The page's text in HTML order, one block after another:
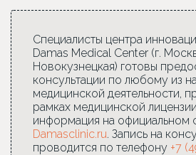
Специалисты центра
Damas Medical Center (г.
Новокузнецкая) готовы
консультации по любому из
медицинской деятельности,
рамках медицинской
информация на официальном
Damasclinic.ru. Запись на
проводится по телефону +7